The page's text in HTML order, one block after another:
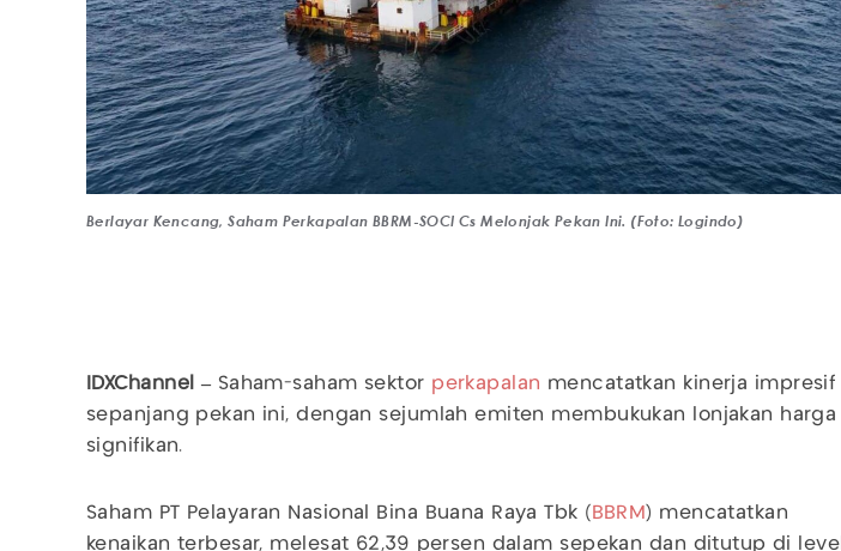
Berlayar Kencang, Saham Perkapalan BBRM-SOCI Cs Melonjak Pekan Ini. (Foto: Logindo)
IDXChannel – Saham-saham sektor perkapalan mencatatkan kinerja impresif
sepanjang pekan ini, dengan sejumlah emiten membukukan lonjakan harga
signifikan.
Saham PT Pelayaran Nasional Bina Buana Raya Tbk ( BBRM ) mencatatkan
kenaikan terbesar, melesat 62,39 persen dalam sepekan dan ditutup di level